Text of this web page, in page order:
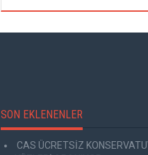
SON EKLENENLER
CAS ÜCRETSİZ